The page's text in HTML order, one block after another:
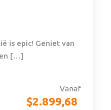
Vanaf
$2.899,68
is epic! Geniet van
en […]